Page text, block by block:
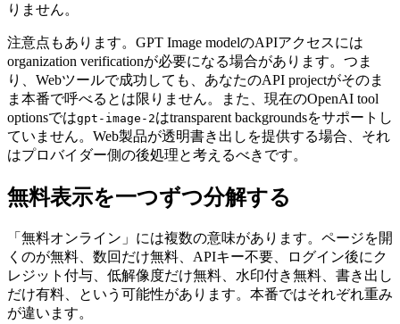
りません。
注意点もあります。GPT Image modelのAPIアクセスには
organization verificationが必要になる場合があります。つま
り、Webツールで成功しても、あなたのAPI projectがそのま
ま本番で呼べるとは限りません。また、現在のOpenAI tool
optionsではgpt-image-2はtransparent backgroundsをサポートし
ていません。Web製品が透明書き出しを提供する場合、それ
はプロバイダー側の後処理と考えるべきです。
無料表示を一つずつ分解する
「無料オンライン」には複数の意味があります。ページを開
くのが無料、数回だけ無料、APIキー不要、ログイン後にク
レジット付与、低解像度だけ無料、水印付き無料、書き出し
だけ有料、という可能性があります。本番ではそれぞれ重み
が違います。